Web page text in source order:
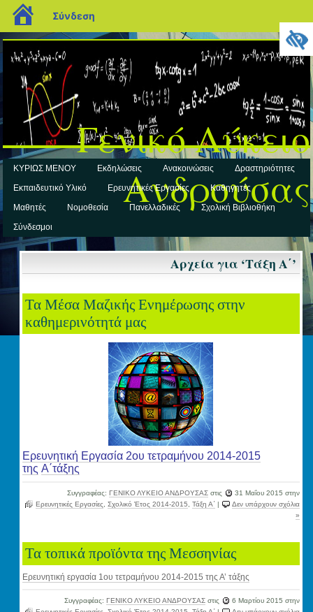
Γενικό Λύκειο
Ανδρούσας
ΚΥΡΙΩΣ ΜΕΝΟΥ Εκδηλώσεις Ανακοινώσεις
Δραστηριότητες
Εκπαιδευτικό Υλικό
Ερευνητικές Εργασίες
Καθηγητές
Μαθητές
Νομοθεσία Πανελλαδικές
Σχολική Βιβλιοθήκη
Σύνδεσμοι
Αρχεία για ‘Τάξη Α΄’
Τα Μέσα Mαζικής Eνημέρωσης στην
καθημερινότητά μας
Ερευνητική Εργασία 2ου τετραμήνου 2014-2015
της Α΄τάξης
Συγγραφέας: ΓΕΝΙΚΟ ΛΥΚΕΙΟ ΑΝΔΡΟΥΣΑΣστις 31 Μαΐου 2015 στην
Ερευνητικές Εργασίες
Σχολικό Έτος 2014-2015 Τάξη Α΄ |
Δεν υπάρχουν σχόλια
»
Τα τοπικά προϊόντα της Μεσσηνίας
Ερευνητική εργασία 1ου τετραμήνου 2014-2015 της Α’ τάξης
Συγγραφέας: ΓΕΝΙΚΟ ΛΥΚΕΙΟ ΑΝΔΡΟΥΣΑΣστις 6 Μαρτίου 2015 στην
blogs.sch.gr
Σύνδεση